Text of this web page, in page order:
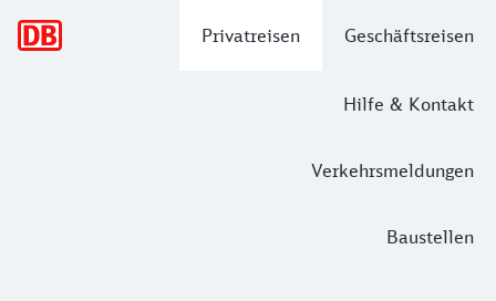
Privatreisen Geschäftsreisen
Hilfe & Kontakt
Verkehrsmeldungen
Baustellen